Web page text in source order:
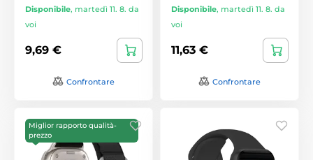
Disponibile, martedì 11. 8. da
voi
9,69 €
Confrontare
Disponibile, martedì 11. 8. da
voi
11,63 €
Confrontare
Miglior rapporto qualità-
prezzo